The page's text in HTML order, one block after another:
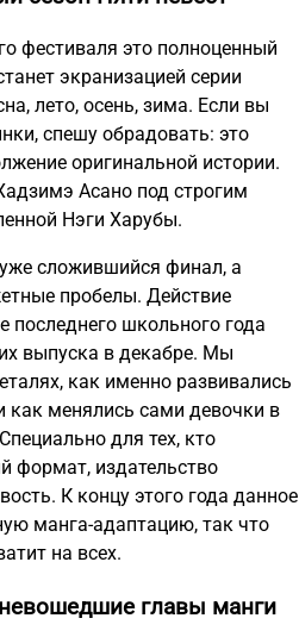
фестиваля это полноценный
экранизацией серии
лето, осень, зима. Если вы
спешу обрадовать: это
оригинальной истории.
Асано под строгим
Нэги Харубы.
сложившийся финал, а
пробелы. Действие
последнего школьного года
выпуска в декабре. Мы
как именно развивались
как менялись сами девочки в
для тех, кто
формат, издательство
К концу этого года данное
манга-адаптацию, так что
на всех.
главы манги